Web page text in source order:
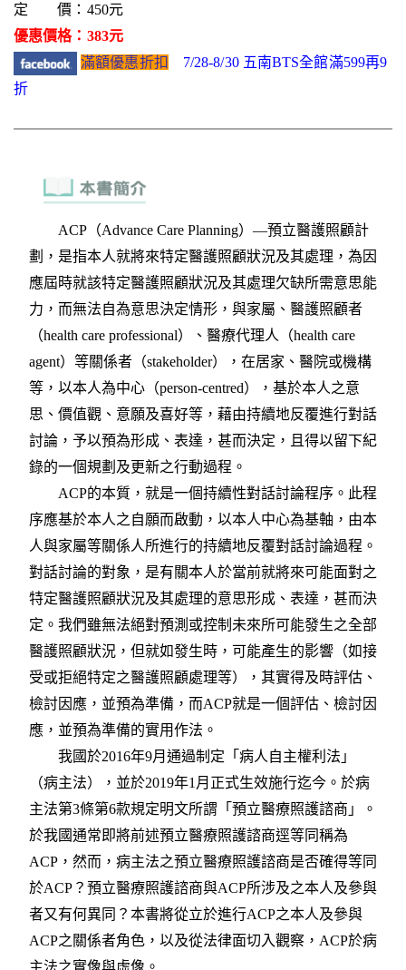
定 價：450元
優惠價格：383元
滿額優惠折扣
7/28-8/30 五南BTS全館滿599再9
折